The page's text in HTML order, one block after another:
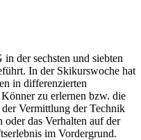
der sechsten und siebten
In der Skikurswoche hat
in differenzierten
zu erlernen bzw. die
Vermittlung der Technik
oder das Verhalten auf der
im Vordergrund.